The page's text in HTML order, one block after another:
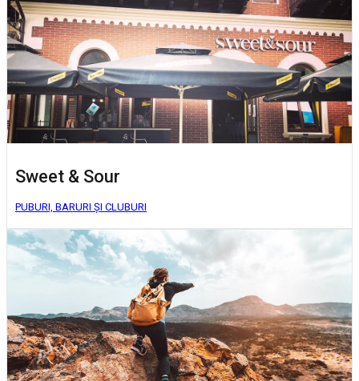
Sweet & Sour
PUBURI, BARURI ȘI CLUBURI